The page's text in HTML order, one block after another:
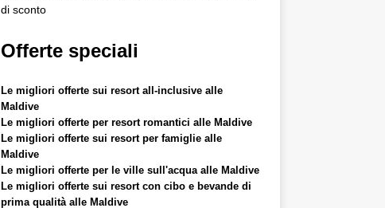
di sconto
Offerte speciali
Le migliori offerte sui resort all-inclusive alle
Maldive
Le migliori offerte per resort romantici alle Maldive
Le migliori offerte sui resort per famiglie alle
Maldive
Le migliori offerte per le ville sull'acqua alle Maldive
Le migliori offerte sui resort con cibo e bevande di
prima qualità alle Maldive